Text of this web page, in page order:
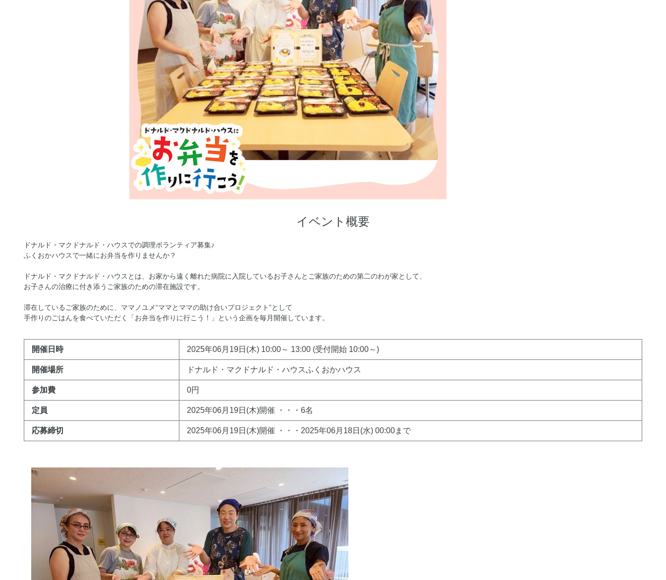
イベント概要
ドナルド・マクドナルド・ハウスでの調理ボランティア募集♪
ふくおかハウスで一緒にお弁当を作りませんか？
ドナルド・マクドナルド・ハウスとは、お家から遠く離れた病院に入院しているお子さんとご家族のための第二のわが家として、
お子さんの治療に付き添うご家族のための滞在施設です。
滞在しているご家族のために、ママノユメ“ママとママの助け合いプロジェクト”として
手作りのごはんを食べていただく「お弁当を作りに行こう！」という企画を毎月開催しています。
開催日時 2025年06月19日(木) 10:00～ 13:00 (受付開始 10:00～)
開催場所 ドナルド・マクドナルド・ハウスふくおかハウス
参加費 0円
定員 2025年06月19日(木)開催 ・・・6名
応募締切 2025年06月19日(木)開催 ・・・2025年06月18日(水) 00:00まで